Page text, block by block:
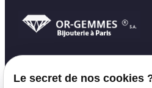
Le secret de nos cookies